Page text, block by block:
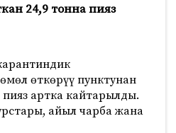
24,9 тонна пияз
өткөрүү пунктунан
пияз артка кайтарылды.
айыл чарба жана